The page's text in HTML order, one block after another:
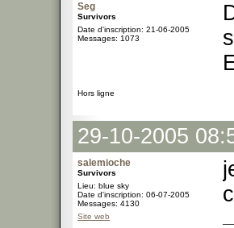
Seg
Survivors
Date d'inscription: 21-06-2005
Messages: 1073
Hors ligne
29-10-2005
salemioche
Survivors
Lieu: blue sky
Date d'inscription: 06-07-2005
Messages: 4130
Site web